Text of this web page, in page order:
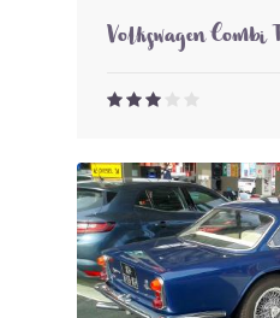
Volkswagen Combi